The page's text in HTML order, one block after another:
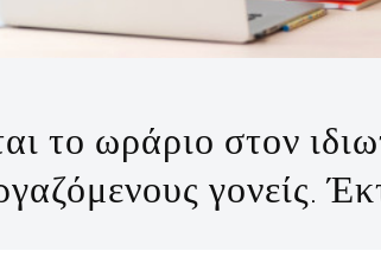
το ωράριο στον
γονείς.